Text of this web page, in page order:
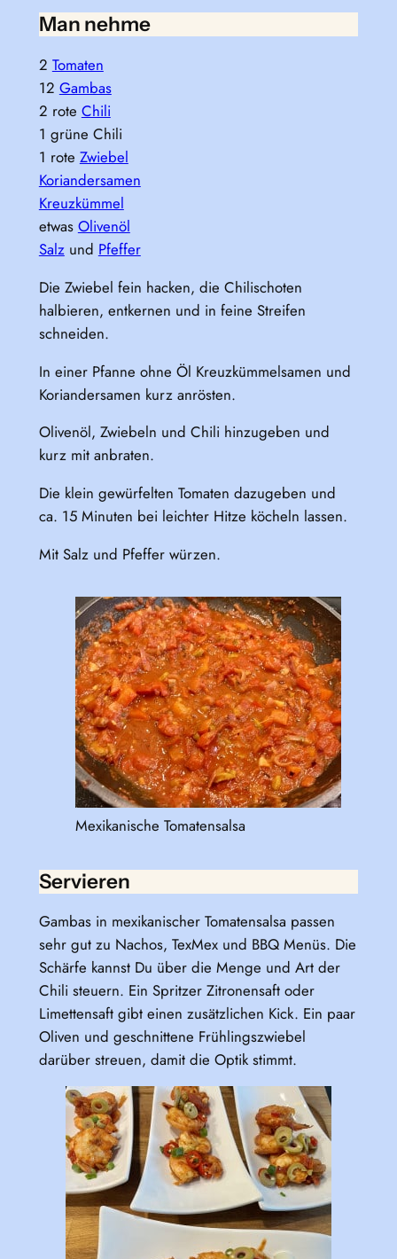
Man nehme
2 Tomaten
12 Gambas
2 rote Chili
1 grüne Chili
1 rote Zwiebel
Koriandersamen
Kreuzkümmel
etwas Olivenöl
Salzund Pfeffer
Die Zwiebel fein hacken, die Chilischoten
halbieren, entkernen und in feine Streifen
schneiden.
In einer Pfanne ohne Öl Kreuzkümmelsamen und
Koriandersamen kurz anrösten.
Olivenöl, Zwiebeln und Chili hinzugeben und
kurz mit anbraten.
Die klein gewürfelten Tomaten dazugeben und
ca. 15 Minuten bei leichter Hitze köcheln lassen.
Mit Salz und Pfeffer würzen.
Mexikanische Tomatensalsa
Servieren
Gambas in mexikanischer Tomatensalsa passen
sehr gut zu Nachos, TexMex und BBQ Menüs. Die
Schärfe kannst Du über die Menge und Art der
Chili steuern. Ein Spritzer Zitronensaft oder
Limettensaft gibt einen zusätzlichen Kick. Ein paar
Oliven und geschnittene Frühlingszwiebel
darüber streuen, damit die Optik stimmt.